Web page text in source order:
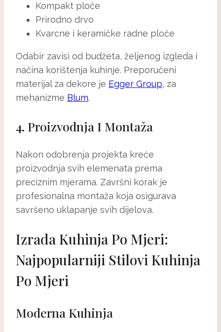
Kompakt ploče
Prirodno drvo
Kvarcne i keramičke radne ploče
Odabir zavisi od budžeta, željenog izgleda i
načina korištenja kuhinje. Preporučeni
materijal za dekore je Egger Group, za
mehanizme Blum.
4. Proizvodnja I Montaža
Nakon odobrenja projekta kreće
proizvodnja svih elemenata prema
preciznim mjerama. Završni korak je
profesionalna montaža koja osigurava
savršeno uklapanje svih dijelova.
Izrada Kuhinja Po Mjeri:
Najpopularniji Stilovi Kuhinja
Po Mjeri
Moderna Kuhinja